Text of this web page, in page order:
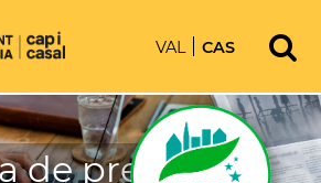
VAL CAS
de prensa